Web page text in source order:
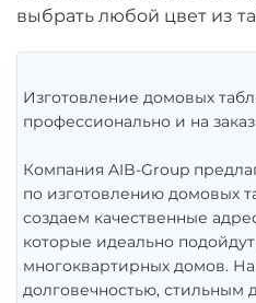
выбрать любой цвет из
Изготовление домовых
профессионально и на заказ
Компания AIB-Group
по изготовлению домовых
создаем качественные
которые идеально
многоквартирных домов.
долговечностью, стильным